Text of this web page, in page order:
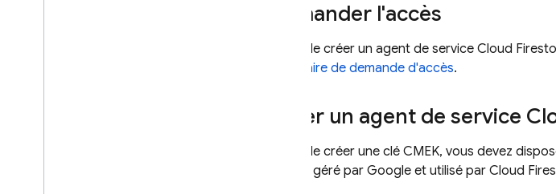
Demander l'accès
Avant de créer un agent de service Cloud
formulaire de demande d'accès.
Créer un agent de service
Avant de créer une clé CMEK, vous devez
service géré par Google et utilisé par Cloud